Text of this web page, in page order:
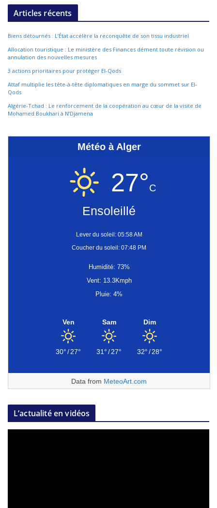
Articles récents
Biens détournés : L’État accélère la reconquête de son tissu industriel
Allocation touristique : Le ministère des Finances dément toute révision ou
annulation des nouvelles mesures
3 actions prioritaires pour protéger El-Qods
Attaf multiplie les tête-à-tête diplomatiques en marge du sommet sur El-
Qods
Algérie-Tchad : Le renforcement de la coopération au cœur de la visite de
Mohamed Boukhari à N’Djamena
Météo à Alger
27°C
Ensoleillé
Lever du soleil: 05:58 AM
Coucher du soleil: 07:48 PM
Humidité: 73%
Vent: 13.3Kmph
Pluie: 4%
Ven
30°/27°
Sam
31°/27°
Dim
32°/28°
Data from MeteoArt.com
L’actualité en vidéos